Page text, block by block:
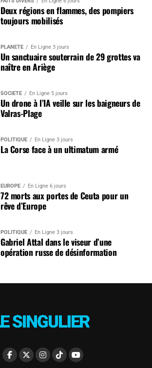
Deux régions en flammes, des pompiers
toujours mobilisés
PLANÈTE En Ligne 3 jours
Un sanctuaire souterrain de 29 grottes va
naître en Ariège
SOCIÉTÉ En Ligne 5 jours
Un drone à l’IA veille sur les baigneurs de
Valras-Plage
POLITIQUE En Ligne 3 jours
La Corse face à un ultimatum armé
EUROPE En Ligne 6 jours
72 morts aux portes de Ceuta pour un
rêve d’Europe
POLITIQUE En Ligne 3 jours
Gabriel Attal dans le viseur d’une
opération russe de désinformation